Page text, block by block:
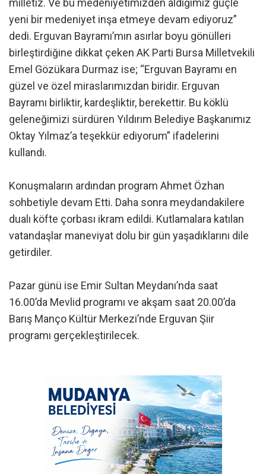
milletiz. Ve bu medeniyetimizden aldığımız güçle
yeni bir medeniyet inşa etmeye devam ediyoruz”
dedi. Erguvan Bayramı’mın asırlar boyu gönülleri
birleştirdiğine dikkat çeken AK Parti Bursa Milletvekili
Emel Gözükara Durmaz ise; “Erguvan Bayramı en
güzel ve özel miraslarımızdan biridir. Erguvan
Bayramı birliktir, kardeşliktir, berekettir. Bu köklü
geleneğimizi sürdüren Yıldırım Belediye Başkanımız
Oktay Yılmaz’a teşekkür ediyorum” ifadelerini
kullandı.
Konuşmaların ardından program Ahmet Özhan
sohbetiyle devam Etti. Daha sonra meydandakilere
dualı köfte çorbası ikram edildi. Kutlamalara katılan
vatandaşlar maneviyat dolu bir gün yaşadıklarını dile
getirdiler.
Pazar günü ise Emir Sultan Meydanı’nda saat
16.00’da Mevlid programı ve akşam saat 20.00’da
Barış Manço Kültür Merkezi’nde Erguvan Şiir
programı gerçekleştirilecek.